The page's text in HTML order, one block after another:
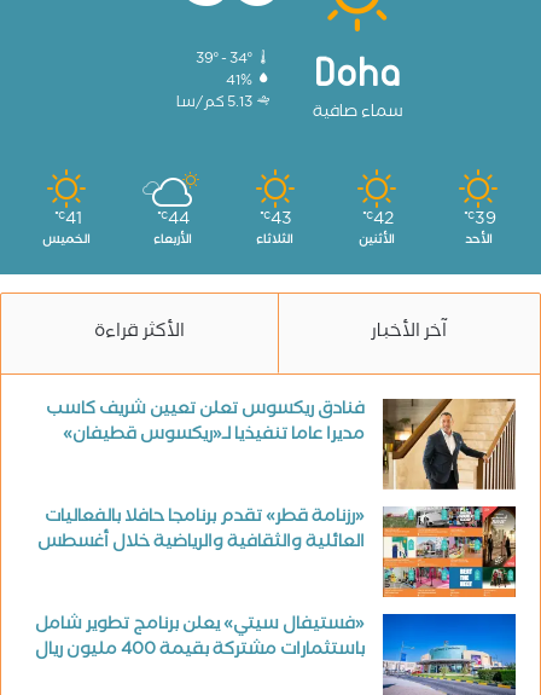
Doha
سماء صافية
39º - 34º
41%
5.13 كم/سا
39
℃
الأحد
42
℃
الأثنين
43
℃
الثلاثاء
44
℃
الأربعاء
41
℃
الخميس
آخر الأخبار الأكثر قراءة
فنادق ريكسوس تعلن تعيين شريف كاسب
مديرا عاما تنفيذيا لـ«ريكسوس قطيفان»
«رزنامة قطر» تقدم برنامجا حافلا بالفعاليات
العائلية والثقافية والرياضية خلال أغسطس
«فستيفال سيتي» يعلن برنامج تطوير شامل
باستثمارات مشتركة بقيمة 400 مليون ريال